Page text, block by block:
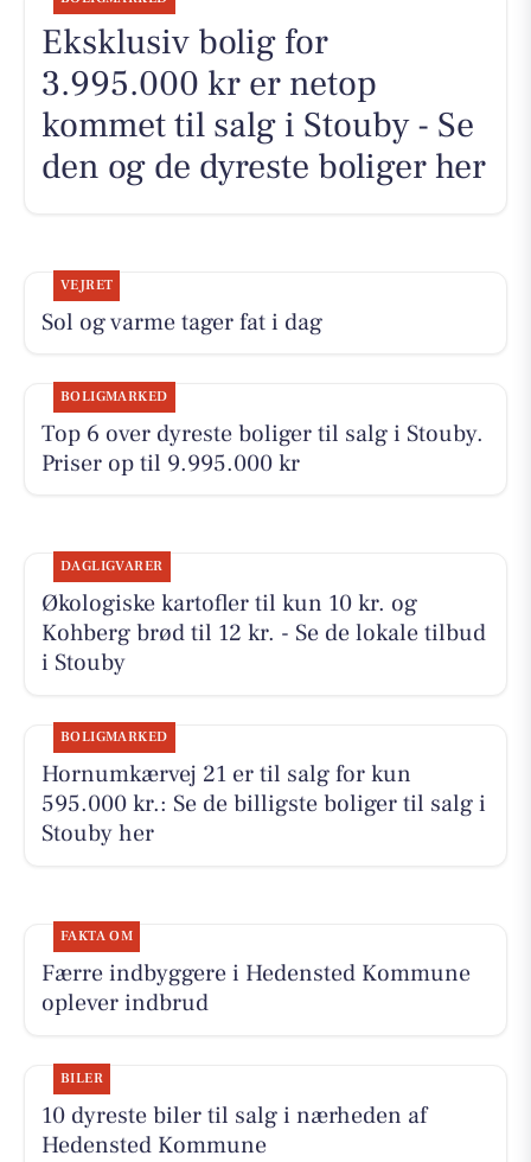
Eksklusiv bolig for
3.995.000 kr er netop
kommet til salg i Stouby - Se
den og de dyreste boliger her
VEJRET
Sol og varme tager fat i dag
BOLIGMARKED
Top 6 over dyreste boliger til salg i Stouby.
Priser op til 9.995.000 kr
DAGLIGVARER
Økologiske kartofler til kun 10 kr. og
Kohberg brød til 12 kr. - Se de lokale tilbud
i Stouby
BOLIGMARKED
Hornumkærvej 21 er til salg for kun
595.000 kr.: Se de billigste boliger til salg i
Stouby her
FAKTA OM
Færre indbyggere i Hedensted Kommune
oplever indbrud
BILER
10 dyreste biler til salg i nærheden af
Hedensted Kommune